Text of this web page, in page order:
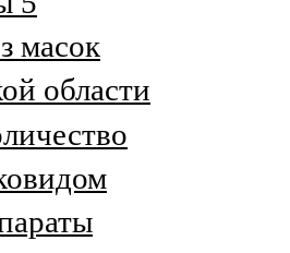
масок
области